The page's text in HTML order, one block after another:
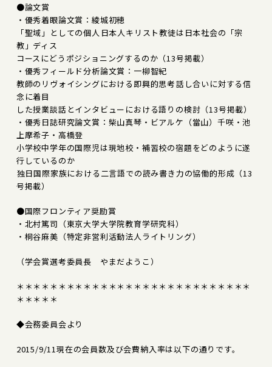
●論文賞
・優秀着眼論文賞：綾城初穂
「聖域」としての個人――日本人キリスト教徒は日本社会の「宗
教」ディス
コースにどうポジショニングするのか（13号掲載）
・優秀フィールド分析論文賞：一柳智紀
教師のリヴォイシングにおける即興的思考――話し合いに対する信
念に着目
した授業談話とインタビューにおける語りの検討（13号掲載）
・優秀日誌研究論文賞：柴山真琴・ビアルケ（當山）千咲・池
上摩希子・高橋登
小学校中学年の国際児は現地校・補習校の宿題をどのように遂
行しているのか
――独日国際家族における二言語での読み書き力の協働的形成（13
号掲載）
●国際フロンティア奨励賞
・北村篤司（東京大学大学院教育学研究科）
・桐谷麻美（特定非営利活動法人ライトリング）
（学会賞選考委員長 やまだようこ）
＊＊＊＊＊＊＊＊＊＊＊＊＊＊＊＊＊＊＊＊＊＊＊＊＊＊＊＊
＊＊＊＊＊
◆会務委員会より
2015/9/11現在の会員数及び会費納入率は以下の通りです。